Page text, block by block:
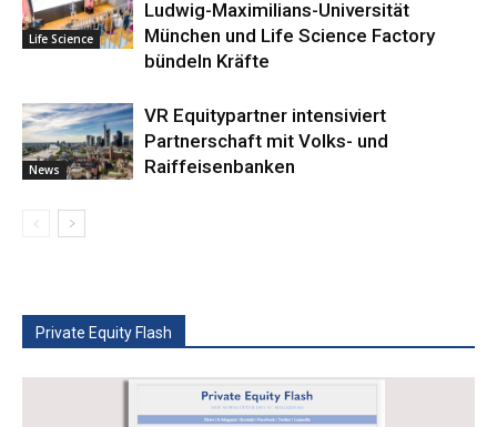
Life Science
Ludwig-Maximilians-Universität
München und Life Science Factory
bündeln Kräfte
News
VR Equitypartner intensiviert
Partnerschaft mit Volks- und
Raiffeisenbanken
Private Equity Flash